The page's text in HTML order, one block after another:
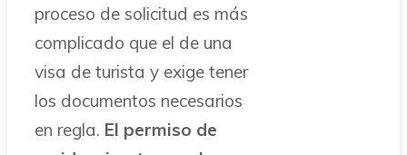
proceso de solicitud es más
complicado que el de una
visa de turista y exige tener
los documentos necesarios
en regla. El permiso de